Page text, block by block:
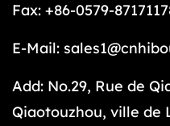
Fax: +86-0579-
E-Mail:
Add: No.29, Rue de
Qiaotouzhou, ville de